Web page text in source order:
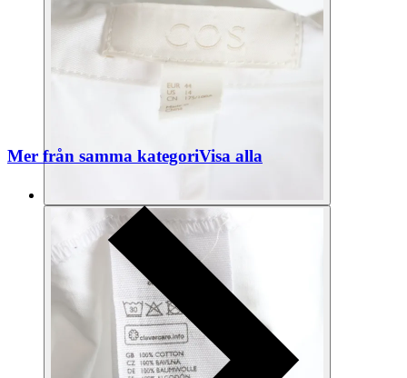
Mer från samma kategoriVisa alla